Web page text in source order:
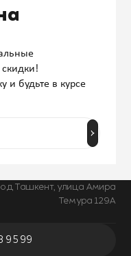
Ташкент, улица Амира
Темура 129А
95 99
и будьте в курсе